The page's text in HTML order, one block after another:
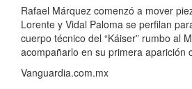
Rafael Márquez comenzó a mover
Lorente y Vidal Paloma se perfilan
cuerpo técnico del “Káiser” rumbo al
acompañarlo en su primera aparición
Vanguardia.com.mx